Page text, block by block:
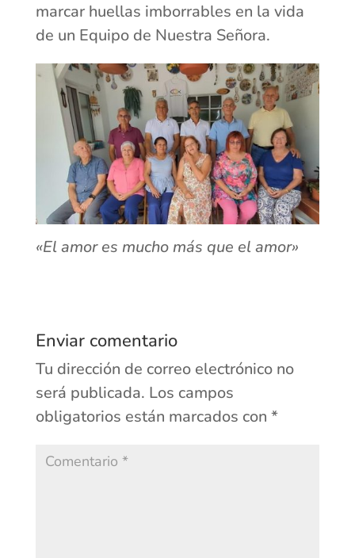
marcar huellas imborrables en la vida
de un Equipo de Nuestra Señora.
«El amor es mucho más que el amor»
Enviar comentario
Tu dirección de correo electrónico no
será publicada. Los campos
obligatorios están marcados con *